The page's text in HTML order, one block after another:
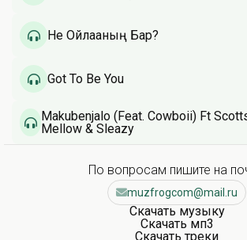
Не Ойлағаның Бар?
Got To Be You
Makubenjalo (Feat. Cowboii) Ft
Mellow & Sleazy
По вопросам пишите на
muzfrogcom@mail.ru
Скачать музыку
Скачать мп3
Скачать треки